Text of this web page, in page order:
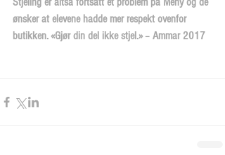
ønsker at elevene hadde mer respekt ovenfor
butikken. «Gjør din del ikke stjel.» – Ammar 2017